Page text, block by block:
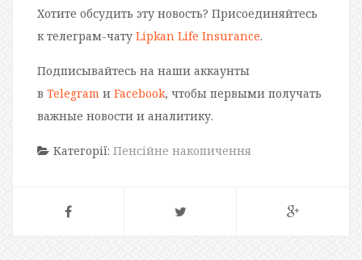
Хотите обсудить эту новость? Присоединяйтесь
к телеграм-чату Lipkan Life Insurance.
Подписывайтесь на наши аккаунты
в Telegram и Facebook, чтобы первыми получать
важные новости и аналитику.
Категорії: Пенсійне накопичення